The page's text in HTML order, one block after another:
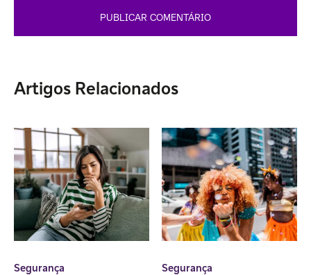
Artigos Relacionados
Segurança Segurança